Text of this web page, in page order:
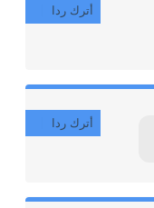
أترك ردا
أترك ردا